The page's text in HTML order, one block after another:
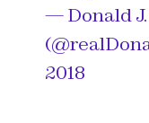
— Donald
2018